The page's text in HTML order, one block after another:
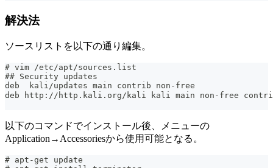
解決法
ソースリストを以下の通り編集。
# vim /etc/apt/sources.list
## Security updates
deb  kali/updates main contrib non-free
deb http://http.kali.org/kali kali main non-free contrib
以下のコマンドでインストール後、メニューの
Application→Accessoriesから使用可能となる。
# apt-get update